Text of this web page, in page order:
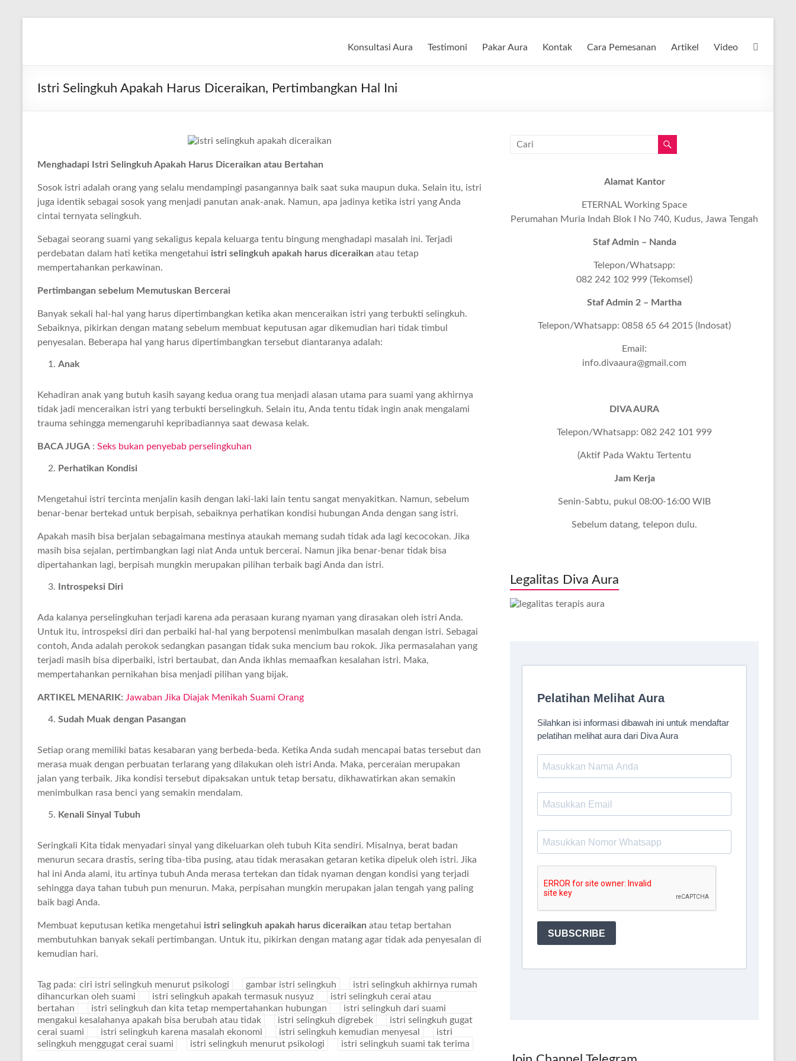
Aura
Konsultasi Aura Testimoni Pakar Aura Kontak Cara Pemesanan Artikel Video
Istri Selingkuh Apakah Harus Diceraikan, Pertimbangkan Hal Ini
Menghadapi Istri Selingkuh Apakah Harus Diceraikan atau Bertahan
Sosok istri adalah orang yang selalu mendampingi pasangannya baik saat suka maupun duka. Selain itu, istri
juga identik sebagai sosok yang menjadi panutan anak-anak. Namun, apa jadinya ketika istri yang Anda
cintai ternyata selingkuh.
Sebagai seorang suami yang sekaligus kepala keluarga tentu bingung menghadapi masalah ini. Terjadi
perdebatan dalam hati ketika mengetahui istri selingkuh apakah harus diceraikan atau tetap
mempertahankan perkawinan.
Pertimbangan sebelum Memutuskan Bercerai
Banyak sekali hal-hal yang harus dipertimbangkan ketika akan menceraikan istri yang terbukti selingkuh.
Sebaiknya, pikirkan dengan matang sebelum membuat keputusan agar dikemudian hari tidak timbul
penyesalan. Beberapa hal yang harus dipertimbangkan tersebut diantaranya adalah:
Anak
Kehadiran anak yang butuh kasih sayang kedua orang tua menjadi alasan utama para suami yang akhirnya
tidak jadi menceraikan istri yang terbukti berselingkuh. Selain itu, Anda tentu tidak ingin anak mengalami
trauma sehingga memengaruhi kepribadiannya saat dewasa kelak.
BACA JUGA : Seks bukan penyebab perselingkuhan
Perhatikan Kondisi
Mengetahui istri tercinta menjalin kasih dengan laki-laki lain tentu sangat menyakitkan. Namun, sebelum
benar-benar bertekad untuk berpisah, sebaiknya perhatikan kondisi hubungan Anda dengan sang istri.
Apakah masih bisa berjalan sebagaimana mestinya ataukah memang sudah tidak ada lagi kecocokan. Jika
masih bisa sejalan, pertimbangkan lagi niat Anda untuk bercerai. Namun jika benar-benar tidak bisa
dipertahankan lagi, berpisah mungkin merupakan pilihan terbaik bagi Anda dan istri.
Introspeksi Diri
Ada kalanya perselingkuhan terjadi karena ada perasaan kurang nyaman yang dirasakan oleh istri Anda.
Untuk itu, introspeksi diri dan perbaiki hal-hal yang berpotensi menimbulkan masalah dengan istri. Sebagai
contoh, Anda adalah perokok sedangkan pasangan tidak suka mencium bau rokok. Jika permasalahan yang
terjadi masih bisa diperbaiki, istri bertaubat, dan Anda ikhlas memaafkan kesalahan istri. Maka,
mempertahankan pernikahan bisa menjadi pilihan yang bijak.
ARTIKEL MENARIK: Jawaban Jika Diajak Menikah Suami Orang
Sudah Muak dengan Pasangan
Setiap orang memiliki batas kesabaran yang berbeda-beda. Ketika Anda sudah mencapai batas tersebut dan
merasa muak dengan perbuatan terlarang yang dilakukan oleh istri Anda. Maka, perceraian merupakan
jalan yang terbaik. Jika kondisi tersebut dipaksakan untuk tetap bersatu, dikhawatirkan akan semakin
menimbulkan rasa benci yang semakin mendalam.
Kenali Sinyal Tubuh
Seringkali Kita tidak menyadari sinyal yang dikeluarkan oleh tubuh Kita sendiri. Misalnya, berat badan
menurun secara drastis, sering tiba-tiba pusing, atau tidak merasakan getaran ketika dipeluk oleh istri. Jika
hal ini Anda alami, itu artinya tubuh Anda merasa tertekan dan tidak nyaman dengan kondisi yang terjadi
sehingga daya tahan tubuh pun menurun. Maka, perpisahan mungkin merupakan jalan tengah yang paling
baik bagi Anda.
Membuat keputusan ketika mengetahui istri selingkuh apakah harus diceraikan atau tetap bertahan
membutuhkan banyak sekali pertimbangan. Untuk itu, pikirkan dengan matang agar tidak ada penyesalan di
kemudian hari.
Tag pada: ciri istri selingkuh menurut psikologi gambar istri selingkuh
istri selingkuh akhirnya rumah
dihancurkan oleh suami
istri selingkuh apakah termasuk nusyuz
istri selingkuh cerai atau
bertahan
istri selingkuh dan kita tetap mempertahankan hubungan
istri selingkuh dari suami
mengakui kesalahanya apakah bisa berubah atau tidak
istri selingkuh digrebek
istri selingkuh gugat
cerai suami
istri selingkuh karena masalah ekonomi istri selingkuh kemudian menyesal
istri
selingkuh menggugat cerai suami
istri selingkuh menurut psikologi istri selingkuh suami tak terima
Alamat Kantor
ETERNAL Working Space
Perumahan Muria Indah Blok I No 740, Kudus, Jawa Tengah
Staf Admin – Nanda
Telepon/Whatsapp:
082 242 102 999 (Tekomsel)
Staf Admin 2 – Martha
Telepon/Whatsapp: 0858 65 64 2015 (Indosat)
Email:
info.divaaura@gmail.com
DIVA AURA
Telepon/Whatsapp: 082 242 101 999
(Aktif Pada Waktu Tertentu
Jam Kerja
Senin-Sabtu, pukul 08:00-16:00 WIB
Sebelum datang, telepon dulu.
Legalitas Diva Aura